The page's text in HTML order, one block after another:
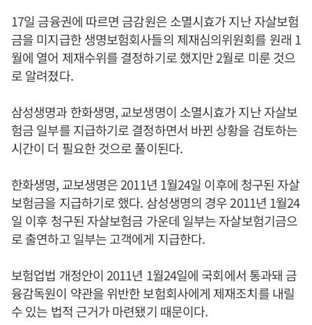
17일 금융권에 따르면 금감원은 소멸시효가 지난 자살보험
금을 미지급한 생명보험회사들의 제재심의위원회를 원래 1
월에 열어 제재수위를 결정하기로 했지만 2월로 미룬 것으
로 알려졌다.
삼성생명과 한화생명, 교보생명이 소멸시효가 지난 자살보
험금 일부를 지급하기로 결정하면서 바뀐 상황을 검토하는
시간이 더 필요한 것으로 풀이된다.
한화생명, 교보생명은 2011년 1월24일 이후에 청구된 자살
보험금을 지급하기로 했다. 삼성생명의 경우 2011년 1월24
일 이후 청구된 자살보험금 가운데 일부는 자살보험기금으
로 출연하고 일부는 고객에게 지급한다.
보험업법 개정안이 2011년 1월24일에 국회에서 통과돼 금
융감독원이 약관을 위반한 보험회사에게 제재조치를 내릴
수 있는 법적 근거가 마련됐기 때문이다.